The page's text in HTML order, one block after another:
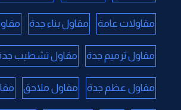
مقاولات عامة مقاول بناء جدة
مقاول ترميم جدة مقاول تشطيب
مقاول عظم جدة مقاول ملاحق